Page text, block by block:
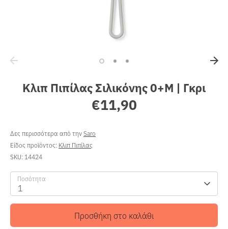
Κλιπ Πιπίλας Σιλικόνης 0+M | Γκρι
€11,90
Δες περισσότερα από τηνSaro
Είδος προϊόντος: Κλιπ Πιπίλας
SKU: 14424
Ποσότητα
1
Προσθήκη στο καλάθι